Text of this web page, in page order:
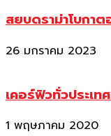
สยบดราม่าโบกา
26 มกราคม 2023
เคอร์ฟิวทั่วประเท
1 พฤษภาคม 2020